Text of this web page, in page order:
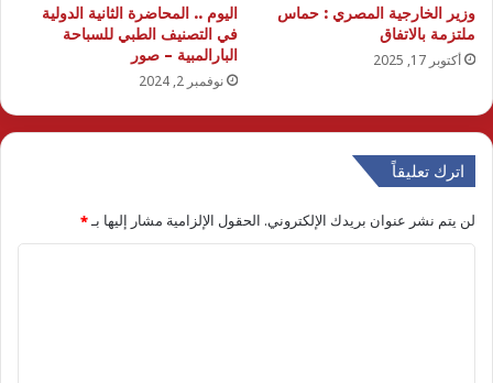
وزير الخارجية المصري : حماس
ملتزمة بالاتفاق
أكتوبر 17, 2025
اليوم .. المحاضرة الثانية الدولية
في التصنيف الطبي للسباحة
البارالمبية – صور
نوفمبر 2, 2024
اترك تعليقاً
لن يتم نشر عنوان بريدك الإلكتروني. الحقول الإلزامية مشار إليها بـ*